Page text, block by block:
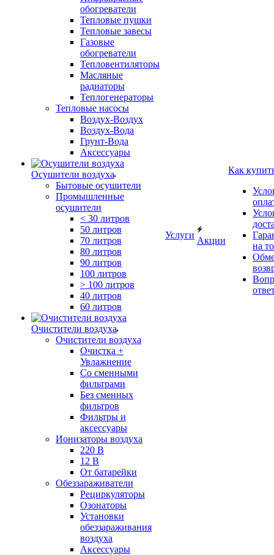
обогреватели
Тепловые пушки
Тепловые завесы
Газовые
обогреватели
Тепловентиляторы
Масляные
радиаторы
Теплогенераторы
Тепловые насосы
Воздух-Воздух
Воздух-Вода
Грунт-Вода
Аксессуары
Осушители воздуха
Бытовые осушители
Промышленные
осушители
< 30 литров
50 литров
70 литров
80 литров
90 литров
100 литров
> 100 литров
40 литров
60 литров
Очистители воздуха
Очистители воздуха
Очистка +
Увлажнение
Cо сменными
фильтрами
Без сменных
фильтров
Фильтры и
аксессуары
Ионизаторы воздуха
220 В
12 В
От батарейки
Обеззараживатели
Рециркуляторы
Озонаторы
Установки
обеззараживания
воздуха
Аксессуары
Услуги
Акции
Как
на